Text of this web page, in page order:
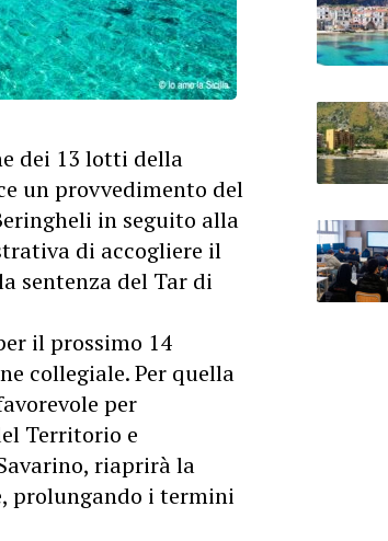
dei 13 lotti della
un provvedimento del
in seguito alla
di accogliere il
sentenza del Tar di
il prossimo 14
collegiale. Per quella
per
Territorio e
riaprirà la
prolungando i termini